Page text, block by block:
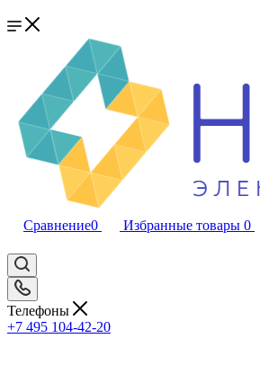
Сравнение0 Избранные товары 0
Телефоны
+7 495 104-42-20